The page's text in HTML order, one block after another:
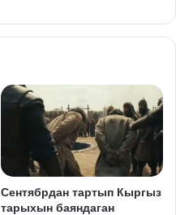
Сентябрдан тартып Кыргыз
тарыхын баяндаган